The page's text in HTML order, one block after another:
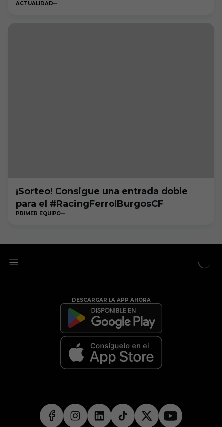
ACTUALIDAD
¡Sorteo! Consigue una entrada doble
para el #RacingFerrolBurgosCF
PRIMER EQUIPO
DESCARGAR LA APP AHORA